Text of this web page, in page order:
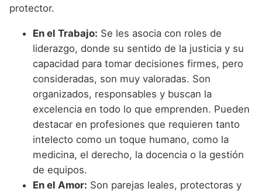
protector.
En el Trabajo: Se les asocia con roles de
liderazgo, donde su sentido de la justicia y su
capacidad para tomar decisiones firmes, pero
consideradas, son muy valoradas. Son
organizados, responsables y buscan la
excelencia en todo lo que emprenden. Pueden
destacar en profesiones que requieren tanto
intelecto como un toque humano, como la
medicina, el derecho, la docencia o la gestión
de equipos.
En el Amor: Son parejas leales, protectoras y